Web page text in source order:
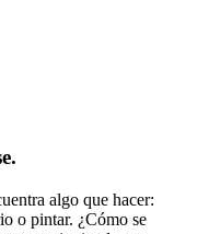
algo que hacer:
o pintar. ¿Cómo se